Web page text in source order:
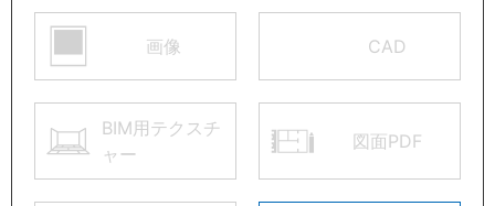
画像 CAD
BIM用テクスチ
ャー
図面PDF